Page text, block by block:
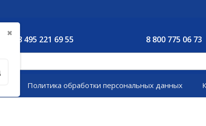
✖
8 495 221 69 55 8 800 775 06 73
Политика обработки персональных данных